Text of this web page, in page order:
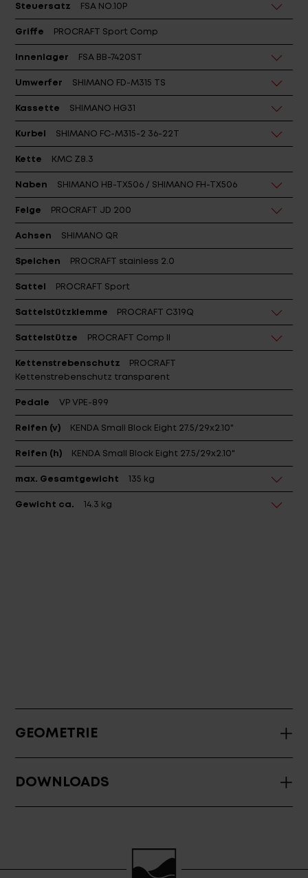
Steuersatz FSA NO.10P
Griffe PROCRAFT Sport Comp
Innenlager FSA BB-7420ST
Umwerfer SHIMANO FD-M315 TS
Kassette SHIMANO HG31
Kurbel SHIMANO FC-M315-2 36-22T
Kette KMC Z8.3
Naben SHIMANO HB-TX506 / SHIMANO FH-TX506
Felge PROCRAFT JD 200
Achsen SHIMANO QR
Speichen PROCRAFT stainless 2.0
Sattel PROCRAFT Sport
Sattelstützklemme PROCRAFT C319Q
Sattelstütze PROCRAFT Comp II
Kettenstrebenschutz
PROCRAFT
Kettenstrebenschutz transparent
Pedale VP VPE-899
Reifen (v) KENDA Small Block Eight 27.5/29x2.10"
Reifen (h) KENDA Small Block Eight 27.5/29x2.10"
max. Gesamtgewicht 135 kg
Gewicht ca. 14.3 kg
GEOMETRIE
DOWNLOADS